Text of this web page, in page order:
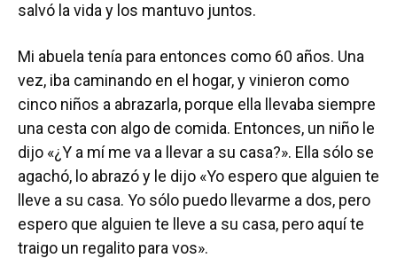
salvó la vida y los mantuvo juntos.
Mi abuela tenía para entonces como 60 años. Una
vez, iba caminando en el hogar, y vinieron como
cinco niños a abrazarla, porque ella llevaba siempre
una cesta con algo de comida. Entonces, un niño le
dijo «¿Y a mí me va a llevar a su casa?». Ella sólo se
agachó, lo abrazó y le dijo «Yo espero que alguien te
lleve a su casa. Yo sólo puedo llevarme a dos, pero
espero que alguien te lleve a su casa, pero aquí te
traigo un regalito para vos».